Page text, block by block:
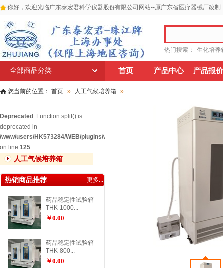
你好，欢迎光临广东泰宏君科学仪器股份有限公司网站--原广东省医疗器械厂改制
热门搜索： 生化培养
首页 产品中心 产品报
全部商品分类
您当前的位置： 首页 » 人工气候培养箱 »
Deprecated : Function split() is
deprecated in
/www/users/HK573284/WEB/plugins/widgets/relatedgoodscat/
on line 125
人工气候培养箱
热销商品推荐
药品稳定性试验箱
THK-1000...
￥0.00
药品稳定性试验箱
THK-800...
￥0.00
更多...